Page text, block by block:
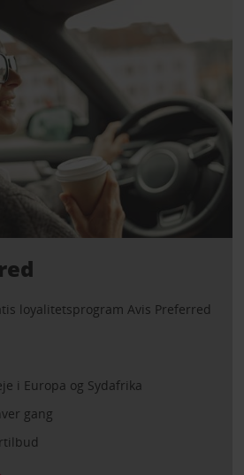
loyalitetsprogram Avis Preferred
i Europa og Sydafrika
gang